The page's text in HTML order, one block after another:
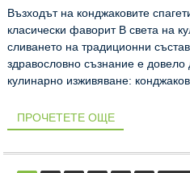
Възходът на конджаковите
класически фаворит В света на
сливането на традиционни
здравословно съзнание е довело
кулинарно изживяване:
ПРОЧЕТЕТЕ ОЩЕ